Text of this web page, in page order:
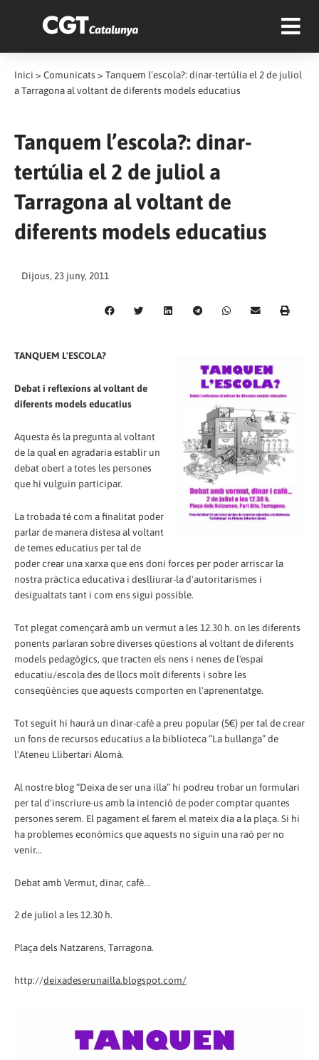
Inici > Comunicats > Tanquem l’escola?: dinar-tertúlia el 2 de juliol
a Tarragona al voltant de diferents models educatius
Tanquem l’escola?: dinar-
tertúlia el 2 de juliol a
Tarragona al voltant de
diferents models educatius
Dijous, 23 juny, 2011
TANQUEM L'ESCOLA?
Debat i reflexions al voltant de
diferents models educatius
Aquesta és la pregunta al voltant
de la qual en agradaria establir un
debat obert a totes les persones
que hi vulguin participar.
La trobada té com a finalitat poder
parlar de manera distesa al voltant
de temes educatius per tal de
poder crear una xarxa que ens doni forces per poder arriscar la
nostra pràctica educativa i deslliurar-la d'autoritarismes i
desigualtats tant i com ens sigui possible.
Tot plegat començarà amb un vermut a les 12.30 h. on les diferents
ponents parlaran sobre diverses qüestions al voltant de diferents
models pedagògics, que tracten els nens i nenes de l'espai
educatiu/escola des de llocs molt diferents i sobre les
conseqüències que aquests comporten en l'aprenentatge.
Tot seguit hi haurà un dinar-cafè a preu popular (5€) per tal de crear
un fons de recursos educatius a la biblioteca “La bullanga” de
l'Ateneu Llibertari Alomà.
Al nostre blog “Deixa de ser una illa” hi podreu trobar un formulari
per tal d'inscriure-us amb la intenció de poder comptar quantes
persones serem. El pagament el farem el mateix dia a la plaça. Si hi
ha problemes econòmics que aquests no siguin una raó per no
venir...
Debat amb Vermut, dinar, cafè...
2 de juliol a les 12.30 h.
Plaça dels Natzarens, Tarragona.
http://deixadeserunailla.blogspot.com/